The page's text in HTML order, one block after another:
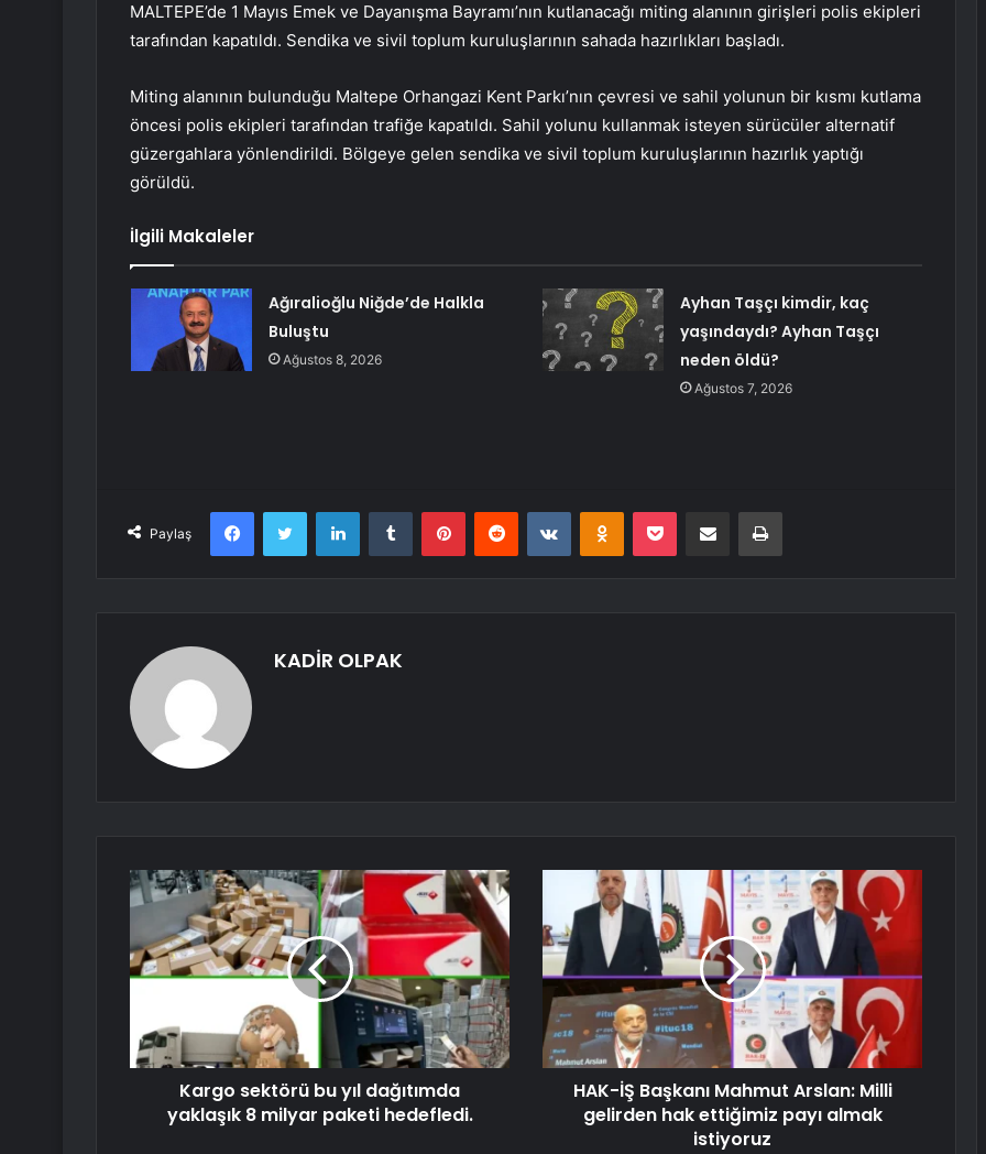
MALTEPE’de 1 Mayıs Emek ve Dayanışma Bayramı’nın kutlanacağı miting alanının girişleri polis ekipleri
tarafından kapatıldı. Sendika ve sivil toplum kuruluşlarının sahada hazırlıkları başladı.
Miting alanının bulunduğu Maltepe Orhangazi Kent Parkı’nın çevresi ve sahil yolunun bir kısmı kutlama
öncesi polis ekipleri tarafından trafiğe kapatıldı. Sahil yolunu kullanmak isteyen sürücüler alternatif
güzergahlara yönlendirildi. Bölgeye gelen sendika ve sivil toplum kuruluşlarının hazırlık yaptığı
görüldü.
İlgili Makaleler
Ağıralioğlu Niğde’de Halkla
Buluştu
Ağustos 8, 2026
Ayhan Taşçı kimdir, kaç
yaşındaydı? Ayhan Taşçı
neden öldü?
Ağustos 7, 2026
Paylaş
FacebookTwitter LinkedInTumblr PinterestReddit VKontakteOdnoklassniki
Pocket E-Posta ile paylaş Yazdır
KADİR OLPAK
Kargo sektörü bu yıl dağıtımda
yaklaşık 8 milyar paketi hedefledi.
HAK-İŞ Başkanı Mahmut Arslan: Milli
gelirden hak ettiğimiz payı almak
istiyoruz